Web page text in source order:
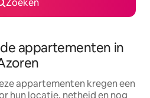
Zoeken
appartementen in
appartementen kregen een
hun locatie, netheid en nog